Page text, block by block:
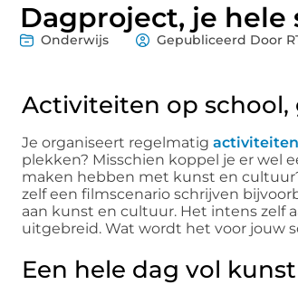
Dagproject, je
Onderwijs Gepubliceerd Door
Activiteiten op
Je organiseert regelmatig
plekken? Misschien koppel je er wel
maken hebben met kunst en
zelf een filmscenario schrijven
aan kunst en cultuur. Het intens zelf
uitgebreid. Wat wordt het voor jouw
Een hele dag vol